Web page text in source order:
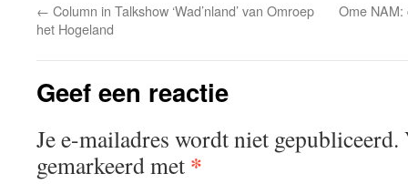
← Column in Talkshow ‘Wad’nland’ van Omroep
het Hogeland
Ome NAM:
Geef een reactie
Je e-mailadres wordt niet gepubliceerd.
gemarkeerd met *